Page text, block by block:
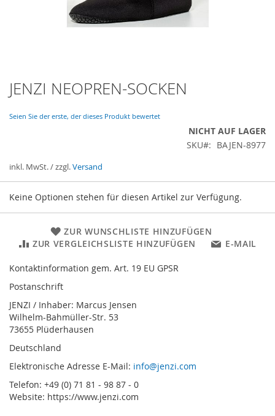
Zum
Anfang
Bildergalerie
JENZI NEOPREN-SOCKEN
Seien Sie der erste, der dieses Produkt bewertet
NICHT AUF LAGER
SKU
BAJEN-8977
inkl. MwSt. / zzgl.Versand
Produkte
-
Keine Optionen stehen für diesen Artikel zur Verfügung.
ZUR WUNSCHLISTE HINZUFÜGEN
ZUR VERGLEICHSLISTE HINZUFÜGEN
E-MAIL
Kontaktinformation gem. Art. 19 EU GPSR
Postanschrift
JENZI / Inhaber: Marcus Jensen
Wilhelm-Bahmüller-Str. 53
73655 Plüderhausen
Deutschland
Elektronische Adresse E-Mail: info@jenzi.com
Telefon: +49 (0) 71 81 - 98 87 - 0
Website: https://www.jenzi.com